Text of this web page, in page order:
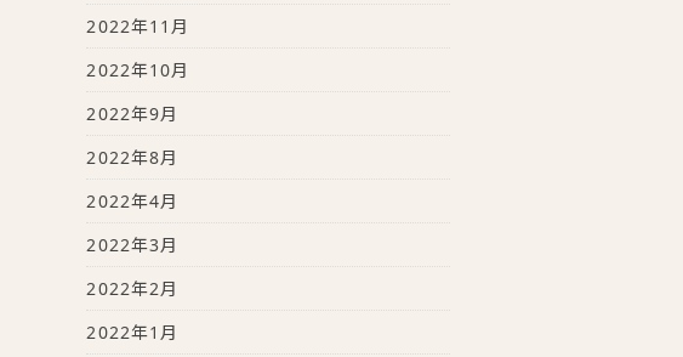
2022年11月
2022年10月
2022年9月
2022年8月
2022年4月
2022年3月
2022年2月
2022年1月